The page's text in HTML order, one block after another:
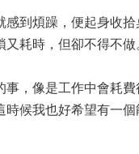
到煩躁，便起身收拾
耗時，但卻不得不
，像是工作中會耗費
候我也好希望有一